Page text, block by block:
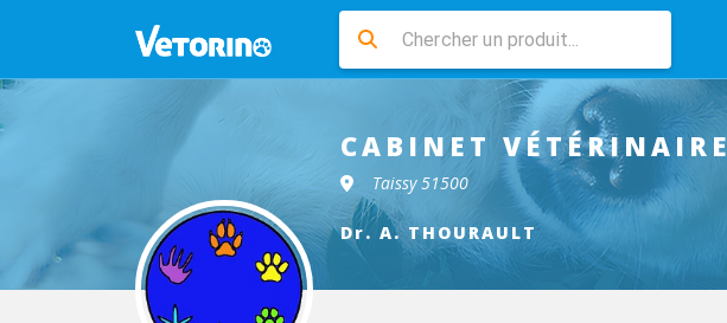
CABINET VÉTÉRINAIRE
Taissy 51500
Dr. A. THOURAULT